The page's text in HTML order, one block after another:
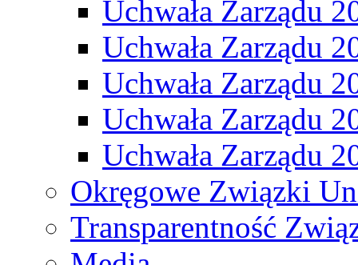
Uchwała Zarządu
Uchwała Zarządu
Uchwała Zarządu
Uchwała Zarządu
Uchwała Zarządu
Okręgowe Związki
Transparentność